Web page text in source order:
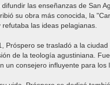
las enseñanzas de San
su obra más conocida, la
las ideas pelagianas.
Próspero se trasladó a la
de la teología agustiniana.
un consejero influyente para los